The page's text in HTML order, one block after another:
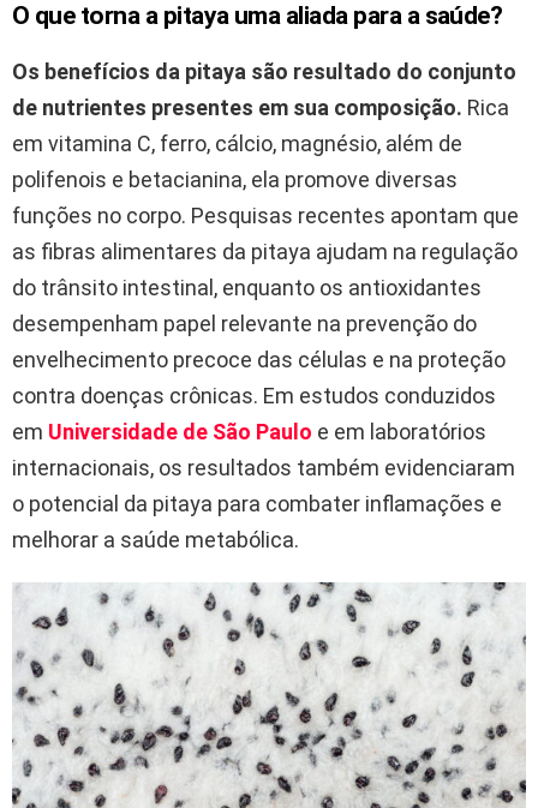
O que torna a pitaya uma aliada para a saúde?
Os benefícios da pitaya são resultado do conjunto
de nutrientes presentes em sua composição. Rica
em vitamina C, ferro, cálcio, magnésio, além de
polifenois e betacianina, ela promove diversas
funções no corpo. Pesquisas recentes apontam que
as fibras alimentares da pitaya ajudam na regulação
do trânsito intestinal, enquanto os antioxidantes
desempenham papel relevante na prevenção do
envelhecimento precoce das células e na proteção
contra doenças crônicas. Em estudos conduzidos
em Universidade de São Paulo e em laboratórios
internacionais, os resultados também evidenciaram
o potencial da pitaya para combater inflamações e
melhorar a saúde metabólica.